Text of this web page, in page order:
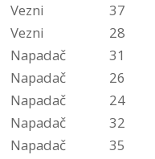
Vezni
37
Vezni
28
Napadač
31
Napadač
26
Napadač
24
Napadač
32
Napadač
35